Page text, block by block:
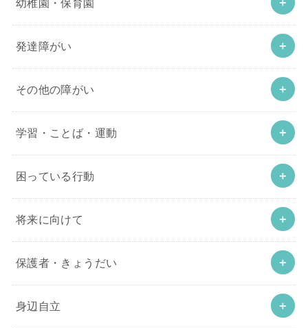
幼稚園・保育園
発達障がい
その他の障がい
学習・ことば・運動
困っている行動
将来に向けて
保護者・きょうだい
身辺自立